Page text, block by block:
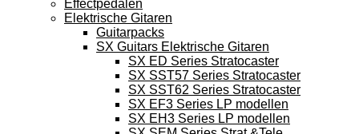
Effectpedalen
Elektrische Gitaren
Guitarpacks
SX Guitars Elektrische Gitaren
SX ED Series Stratocaster
SX SST57 Series Stratocaster
SX SST62 Series Stratocaster
SX EF3 Series LP modellen
SX EH3 Series LP modellen